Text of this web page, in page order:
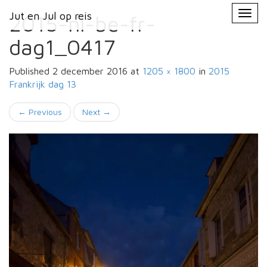
Jut en Jul op reis
Primary
Menu
Jut en Jul op reis
2015-nl-be-fr-
dag1_0417
Published 2 december 2016 at 1205 × 1800 in 2015
Frankrijk dag 13
← Previous Next →